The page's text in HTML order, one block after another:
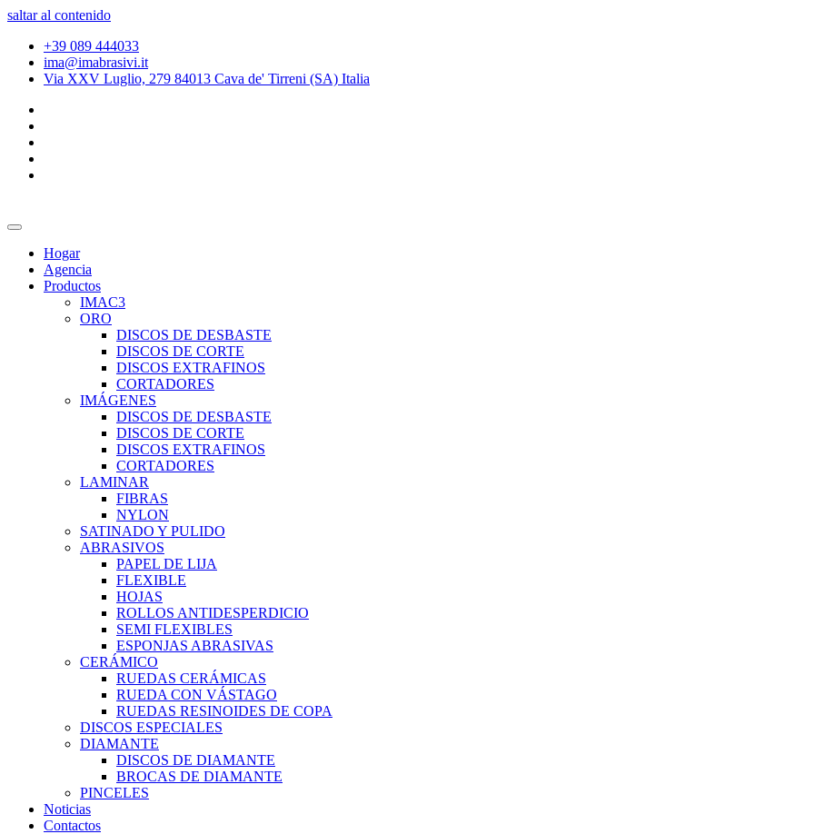
saltar al contenido
+39 089 444033
ima@imabrasivi.it
Via XXV Luglio, 279 84013 Cava de' Tirreni (SA) Italia
Hogar
Agencia
Productos
IMAC3
ORO
DISCOS DE DESBASTE
DISCOS DE CORTE
DISCOS EXTRAFINOS
CORTADORES
IMÁGENES
DISCOS DE DESBASTE
DISCOS DE CORTE
DISCOS EXTRAFINOS
CORTADORES
LAMINAR
FIBRAS
NYLON
SATINADO Y PULIDO
ABRASIVOS
PAPEL DE LIJA
FLEXIBLE
HOJAS
ROLLOS ANTIDESPERDICIO
SEMI FLEXIBLES
ESPONJAS ABRASIVAS
CERÁMICO
RUEDAS CERÁMICAS
RUEDA CON VÁSTAGO
RUEDAS RESINOIDES DE COPA
DISCOS ESPECIALES
DIAMANTE
DISCOS DE DIAMANTE
BROCAS DE DIAMANTE
PINCELES
Noticias
Contactos